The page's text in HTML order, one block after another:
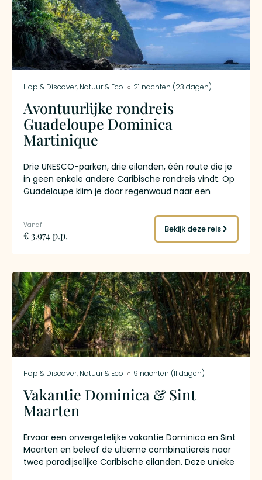
Hop & Discover, Natuur & Eco 21 nachten (23 dagen)
Avontuurlijke rondreis
Guadeloupe Dominica
Martinique
Drie UNESCO-parken, drie eilanden, één route die je
in geen enkele andere Caribische rondreis vindt. Op
Guadeloupe klim je door regenwoud naar een
door het Morne Trois Pitons National Park waar
watervallen uit de rotsen breken en bergmeren op
honderden meters hoogte liggen, op Martinique sta
een Frans AOC-keurmerk. Je reist 21 dagen per ferry
van noord naar zuid, slaapt in zes kleinschalige eco-
lodges en bepaalt zelf je tempo. Een rondreis voor
wie meer van de Caribbean wil zien dan alleen het
strand.
€ 3.974 p.p.
Bekijk deze reis
Hop & Discover, Natuur & Eco 9 nachten (11 dagen)
Vakantie Dominica & Sint
Maarten
Ervaar een onvergetelijke vakantie Dominica en Sint
Maarten en beleef de ultieme combinatiereis naar
twee paradijselijke Caribische eilanden. Deze unieke